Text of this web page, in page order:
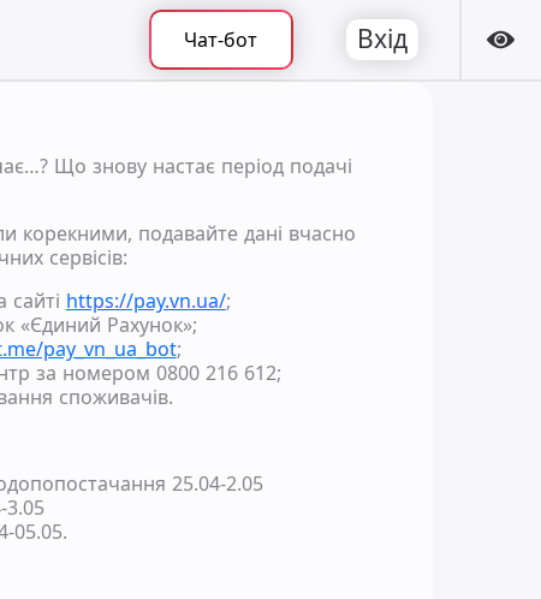
Чат-бот Вхід
Що знову настає період подачі
корекними, подавайте дані вчасно
сервісів:
сайті https://pay.vn.ua/;
«Єдиний Рахунок»;
pay_vn_ua_bot;
за номером 0800 216 612;
споживачів.
25.04-2.05
3.05
05.05.